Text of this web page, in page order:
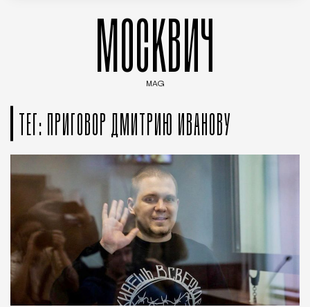
МОСКВИЧ
MAG
ТЕГ: ПРИГОВОР ДМИТРИЮ ИВАНОВУ